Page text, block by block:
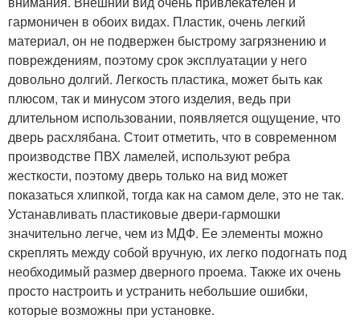
гармоничен в обоих видах. Пластик, очень легкий
материал, он не подвержен быстрому загрязнению и
повреждениям, поэтому срок эксплуатации у него
довольно долгий. Легкость пластика, может быть как
плюсом, так и минусом этого изделия, ведь при
длительном использовании, появляется ощущение, что
дверь расхлябана. Стоит отметить, что в современном
производстве ПВХ ламелей, используют ребра
жесткости, поэтому дверь только на вид может
показаться хлипкой, тогда как на самом деле, это не так.
Устанавливать пластиковые двери-гармошки
значительно легче, чем из МДФ. Ее элементы можно
скреплять между собой вручную, их легко подогнать под
необходимый размер дверного проема. Также их очень
просто настроить и устранить небольшие ошибки,
которые возможны при установке.